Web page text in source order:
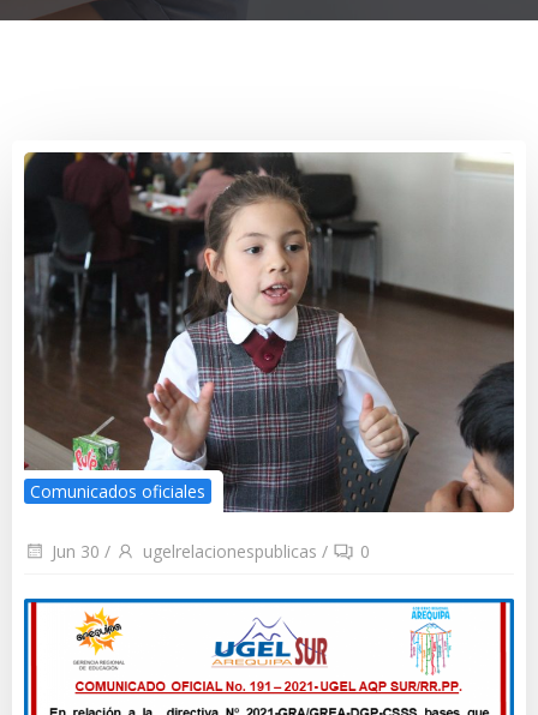
Comunicados oficiales
Jun 30 / ugelrelacionespublicas / 0